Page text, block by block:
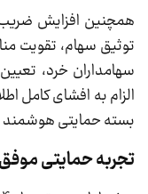
همچنین افزایش
توثیق سهام، تقویت
سهامداران خرد،
الزام به افشای کامل
بسته حمایتی هوشمند
تجربه حمایتی موفق پس